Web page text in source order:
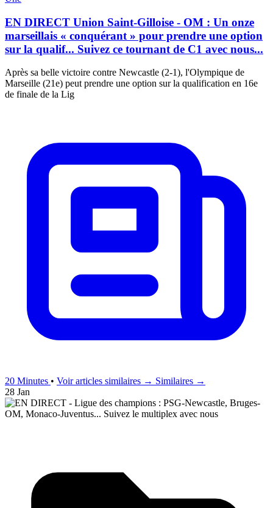
EN DIRECT Union Saint-Gilloise - OM : Un onze
marseillais « conquérant » pour prendre une option
sur la qualif... Suivez ce tournant de C1 avec nous...
Après sa belle victoire contre Newcastle (2-1), l'Olympique de
Marseille (21e) peut prendre une option sur la qualification en 16e
de finale de la Lig
20 Minutes • Voir articles similaires → Similaires →
28 Jan